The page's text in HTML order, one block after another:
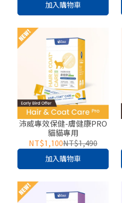
加入購物車
沛威專效保健-膚健康PRO
貓貓專用
NT$1,100NT$1,490
加入購物車